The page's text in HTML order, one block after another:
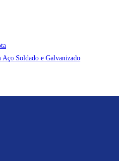
Aço Soldado e Galvanizado